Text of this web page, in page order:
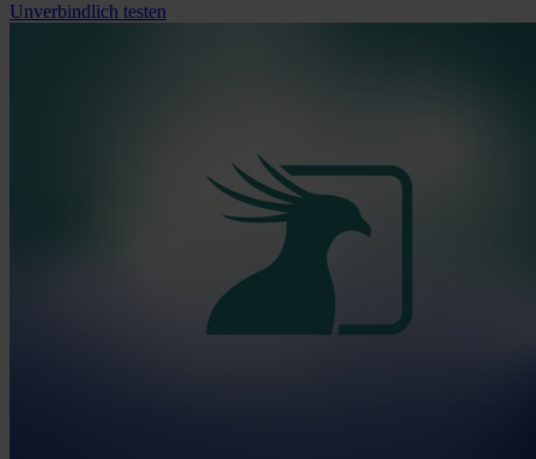
Unverbindlich testen